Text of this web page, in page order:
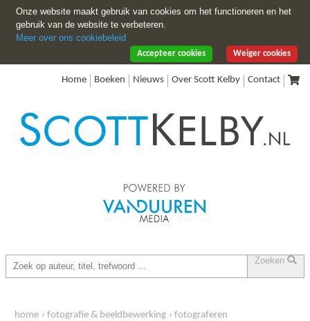
Home Boeken Nieuws Over Scott Kelby Contact
Zoeken
home fotografie & beeldbewerking fotograferen
Onze website maakt gebruik van cookies om het functioneren en het
gebruik van de website te verbeteren.
Meer over ons cookiebeleid
Weiger cookies
Accepteer cookies